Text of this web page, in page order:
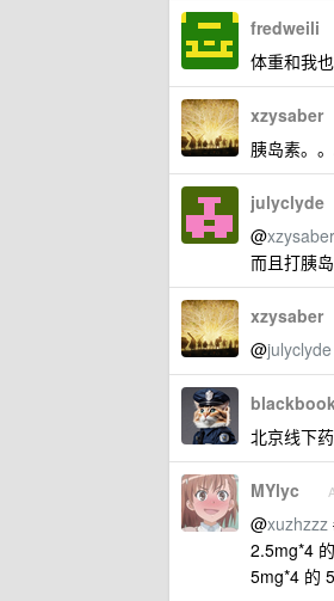
fredweili
体重和我
xzysaber
胰岛素。
julyclyde
@xzysaber
而且打胰
xzysaber
@julyclyde
北京线下
MYlyc
@xuzhzzz
2.5mg*4
5mg*4 的